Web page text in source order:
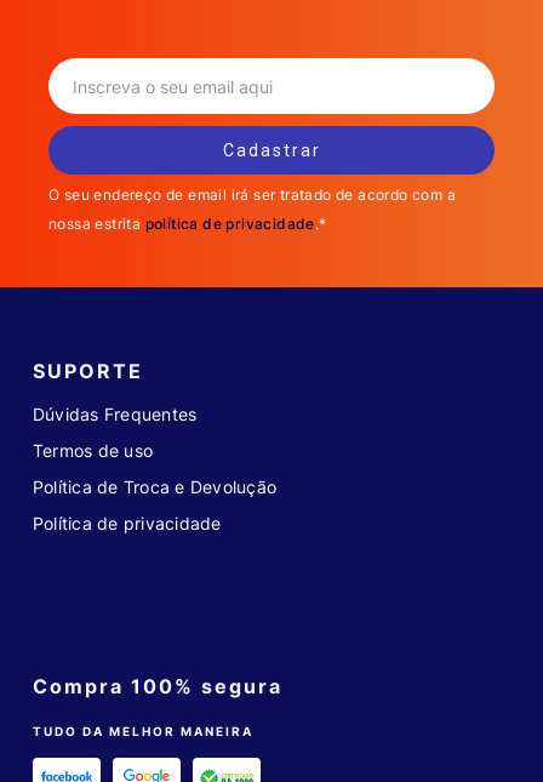
O seu endereço de email irá ser tratado de acordo com a
nossa estrita política de privacidade.*
SUPORTE
Dúvidas Frequentes
Termos de uso
Política de Troca e Devolução
Política de privacidade
Compra 100% segura
TUDO DA MELHOR MANEIRA